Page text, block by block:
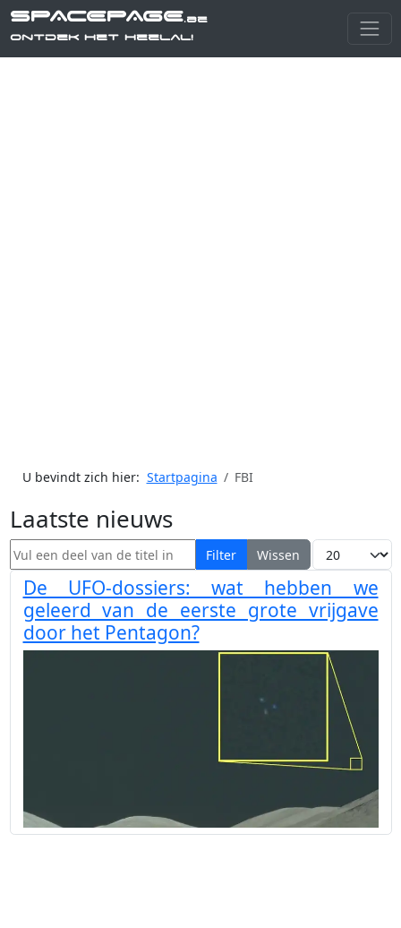
SPACEPAGE.be
Ontdek het heelal!
U bevindt zich hier: Startpagina FBI
Laatste nieuws
Vul een deel van de titel in Filter Wissen Toon #
De UFO-dossiers: wat hebben we
geleerd van de eerste grote vrijgave
door het Pentagon?